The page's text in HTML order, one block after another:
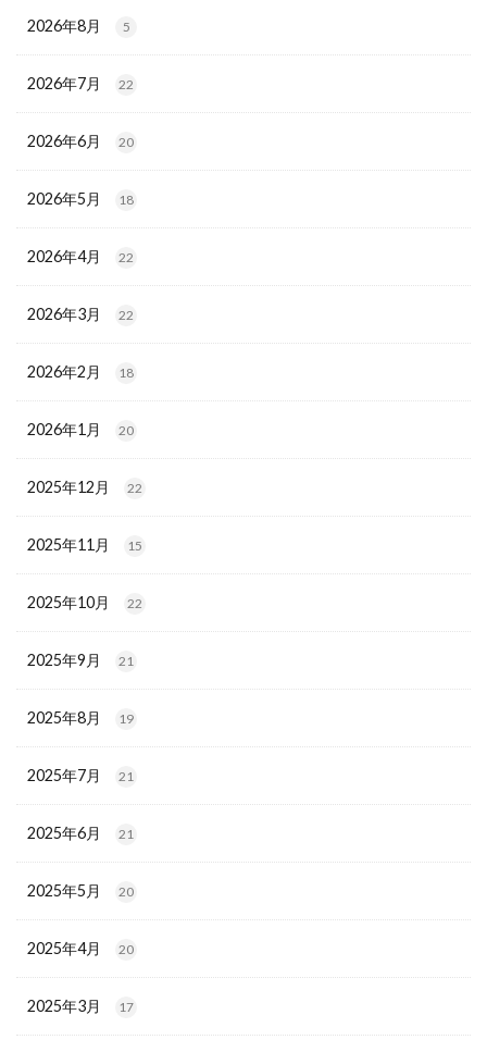
2026年8月 5
2026年7月 22
2026年6月 20
2026年5月 18
2026年4月 22
2026年3月 22
2026年2月 18
2026年1月 20
2025年12月 22
2025年11月 15
2025年10月 22
2025年9月 21
2025年8月 19
2025年7月 21
2025年6月 21
2025年5月 20
2025年4月 20
2025年3月 17